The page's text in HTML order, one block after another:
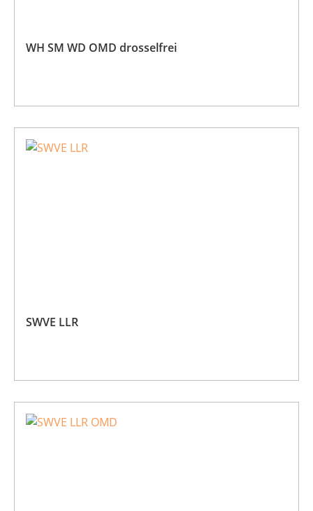
WH SM WD OMD drosselfrei
SWVE LLR